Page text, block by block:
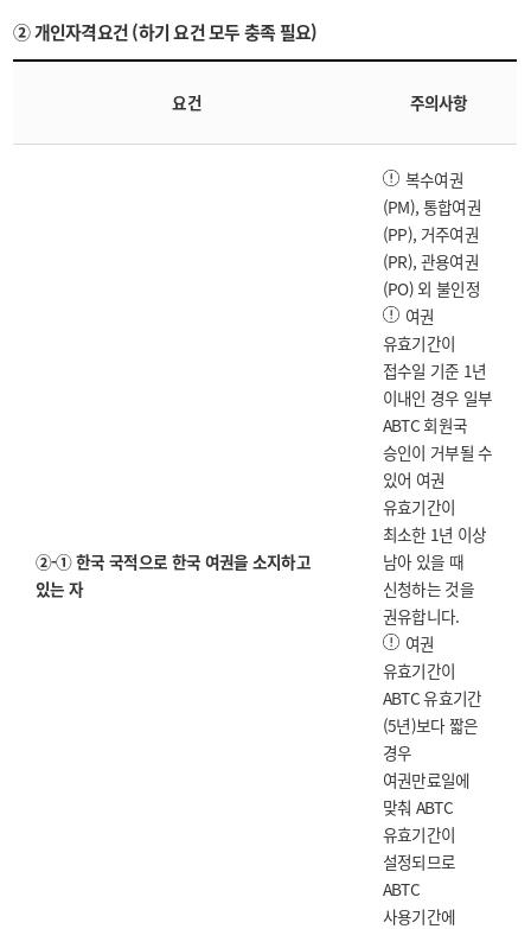
② 개인자격요건 (하기 요건 모두 충족 필요)
요건 주의사항
②-① 한국 국적으로 한국 여권을 소지하고
있는 자
복수여권
(PM), 통합여권
(PP), 거주여권
(PR), 관용여권
(PO) 외 불인정
여권
유효기간이
접수일 기준 1년
이내인 경우 일부
ABTC 회원국
승인이 거부될 수
있어 여권
유효기간이
최소한 1년 이상
남아 있을 때
신청하는 것을
권유합니다.
여권
유효기간이
ABTC 유효기간
(5년)보다 짧은
경우
여권만료일에
맞춰 ABTC
유효기간이
설정되므로
ABTC
사용기간에